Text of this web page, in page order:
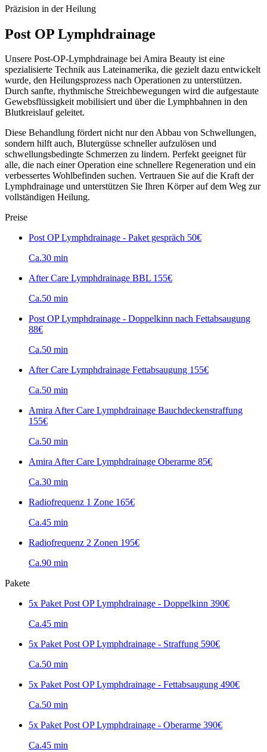
Präzision in der Heilung
Post OP Lymphdrainage
Unsere Post-OP-Lymphdrainage bei Amira Beauty ist eine
spezialisierte Technik aus Lateinamerika, die gezielt dazu entwickelt
wurde, den Heilungsprozess nach Operationen zu unterstützen.
Durch sanfte, rhythmische Streichbewegungen wird die aufgestaute
Gewebsflüssigkeit mobilisiert und über die Lymphbahnen in den
Blutkreislauf geleitet.
Diese Behandlung fördert nicht nur den Abbau von Schwellungen,
sondern hilft auch, Blutergüsse schneller aufzulösen und
schwellungsbedingte Schmerzen zu lindern. Perfekt geeignet für
alle, die nach einer Operation eine schnellere Regeneration und ein
verbessertes Wohlbefinden suchen. Vertrauen Sie auf die Kraft der
Lymphdrainage und unterstützen Sie Ihren Körper auf dem Weg zur
vollständigen Heilung.
Preise
Post OP Lymphdrainage - Paket gespräch 50€
Ca.30 min
After Care Lymphdrainage BBL 155€
Ca.50 min
Post OP Lymphdrainage - Doppelkinn nach Fettabsaugung
88€
Ca.50 min
After Care Lymphdrainage Fettabsaugung 155€
Ca.50 min
Amira After Care Lymphdrainage Bauchdeckenstraffung
155€
Ca.50 min
Amira After Care Lymphdrainage Oberarme 85€
Ca.30 min
Radiofrequenz 1 Zone 165€
Ca.45 min
Radiofrequenz 2 Zonen 195€
Ca.90 min
Pakete
5x Paket Post OP Lymphdrainage - Doppelkinn 390€
Ca.45 min
5x Paket Post OP Lymphdrainage - Straffung 590€
Ca.50 min
5x Paket Post OP Lymphdrainage - Fettabsaugung 490€
Ca.50 min
5x Paket Post OP Lymphdrainage - Oberarme 390€
Ca.45 min